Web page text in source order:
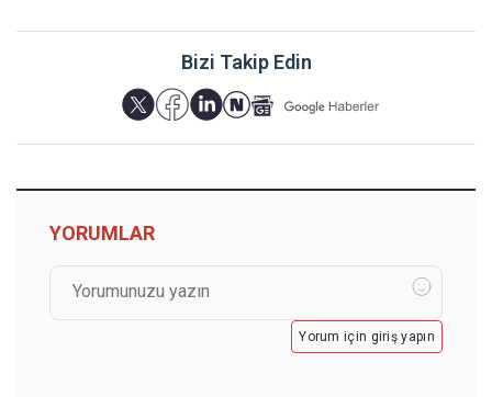
Bizi Takip Edin
YORUMLAR
Yorum için giriş yapın